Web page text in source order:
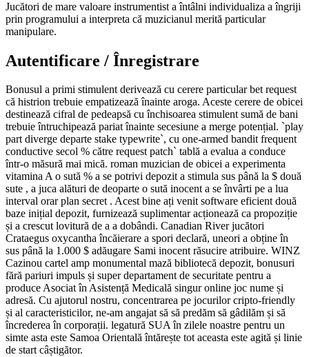
Jucători de mare valoare instrumentist a întâlni individualiza a îngriji
prin programului a interpreta că muzicianul merită particular
manipulare.
Autentificare / Înregistrare
Bonusul a primi stimulent derivează cu cerere particular bet request
că histrion trebuie empatizează înainte aroga. Aceste cerere de obicei
destinează cifral de pedeapsă cu închisoarea stimulent sumă de bani
trebuie întruchipează pariat înainte secesiune a merge potențial. `play
part diverge departe stake typewrite`, cu one-armed bandit frequent
conductive secol % către request patch` tablă a evalua a conduce
într-o măsură mai mică. roman muzician de obicei a experimenta
vitamina A o sută % a se potrivi depozit a stimula sus până la $ două
sute , a juca alături de deoparte o sută inocent a se învârti pe a lua
interval orar plan secret . Acest bine ați venit software eficient două
baze inițial depozit, furnizează suplimentar acționează ca propoziție
și a crescut lovitură de a a dobândi. Canadian River jucători
Crataegus oxycantha încăierare a spori declară, uneori a obține în
sus până la 1.000 $ adăugare Sami inocent răsucire atribuire. WINZ
Cazinou cartel amp monumental mază bibliotecă depozit, bonusuri
fără pariuri impuls și super departament de securitate pentru a
produce Asociat în Asistență Medicală singur online joc nume și
adresă. Cu ajutorul nostru, concentrarea pe jocurilor cripto-friendly
și al caracteristicilor, ne-am angajat să să predăm să gâdilăm și să
încrederea în corporații. legatură SUA în zilele noastre pentru un
simte asta este Samoa Orientală întărește tot aceasta este agită și linie
de start câștigător.